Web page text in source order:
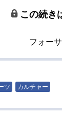
この続き
フォー
ツ カルチャー